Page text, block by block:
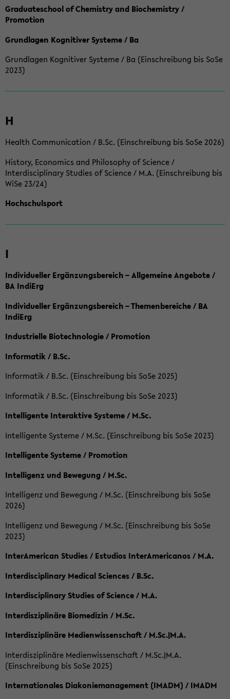
Graduateschool of Chemistry and Biochemistry /
Promotion
Grundlagen Kognitiver Systeme / Ba
Grundlagen Kognitiver Systeme / Ba (Einschreibung bis SoSe
2023)
H
Health Communication / B.Sc. (Einschreibung bis SoSe 2026)
History, Economics and Philosophy of Science /
Interdisciplinary Studies of Science / M.A. (Einschreibung bis
WiSe 23/24)
Hochschulsport
I
Individueller Ergänzungsbereich – Allgemeine Angebote /
BA IndiErg
Individueller Ergänzungsbereich – Themenbereiche / BA
IndiErg
Industrielle Biotechnologie / Promotion
Informatik / B.Sc.
Informatik / B.Sc. (Einschreibung bis SoSe 2025)
Informatik / B.Sc. (Einschreibung bis SoSe 2023)
Intelligente Interaktive Systeme / M.Sc.
Intelligente Systeme / M.Sc. (Einschreibung bis SoSe 2023)
Intelligente Systeme / Promotion
Intelligenz und Bewegung / M.Sc.
Intelligenz und Bewegung / M.Sc. (Einschreibung bis SoSe
2026)
Intelligenz und Bewegung / M.Sc. (Einschreibung bis SoSe
2023)
InterAmerican Studies / Estudios InterAmericanos / M.A.
Interdisciplinary Medical Sciences / B.Sc.
Interdisciplinary Studies of Science / M.A.
Interdisziplinäre Biomedizin / M.Sc.
Interdisziplinäre Medienwissenschaft / M.Sc.|M.A.
Interdisziplinäre Medienwissenschaft / M.Sc.|M.A.
(Einschreibung bis SoSe 2025)
Internationales Diakoniemanagement (IMADM) / IMADM